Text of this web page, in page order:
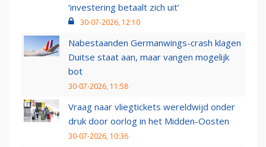
‘investering betaalt zich uit’
30-07-2026, 12:10
Nabestaanden Germanwings-crash klagen
Duitse staat aan, maar vangen mogelijk
bot
30-07-2026, 11:58
Vraag naar vliegtickets wereldwijd onder
druk door oorlog in het Midden-Oosten
30-07-2026, 10:36